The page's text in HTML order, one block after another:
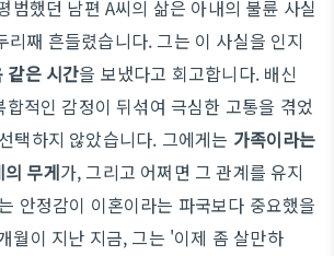
범했던 남편 A씨의 삶은 아내의 불륜 사실
리째 흔들렸습니다. 그는 이 사실을 인지
같은 시간을 보냈다고 회고합니다. 배신
적인 감정이 뒤섞여 극심한 고통을 겪었
택하지 않았습니다. 그에게는 가족이라는
무게가, 그리고 어쩌면 그 관계를 유지
안정감이 이혼이라는 파국보다 중요했을
월이 지난 지금, 그는 '이제 좀 살만하